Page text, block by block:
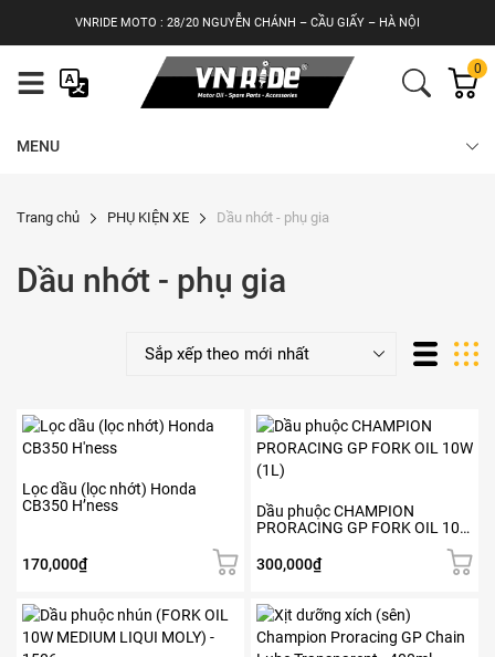
VNRIDE MOTO : 28/20 NGUYỄN CHÁNH – CẦU GIẤY – HÀ NỘI
0
MENU
Trang chủ PHỤ KIỆN XE Dầu nhớt - phụ gia
Dầu nhớt - phụ gia
Lọc dầu (lọc nhớt) Honda
CB350 H’ness
170,000₫
Dầu phuộc CHAMPION
PRORACING GP FORK OIL 10W
300,000₫